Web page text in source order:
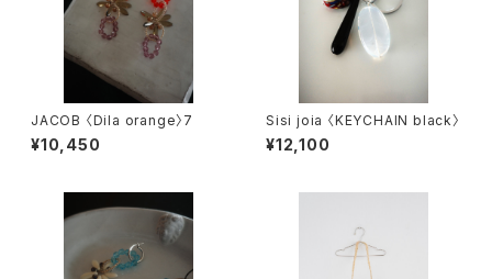
JACOB 〈Dila orange〉7
¥10,450
Sisi joia 〈KEYCHAIN black〉
¥12,100